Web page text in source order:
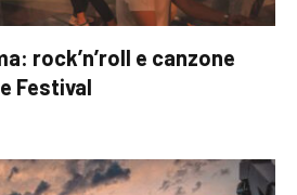
rock’n’roll e canzone
Festival